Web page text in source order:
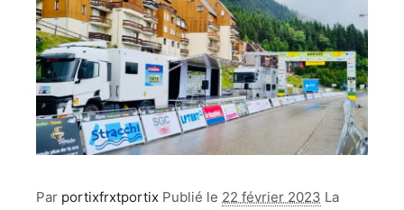
Par portixfrxtportix Publié le 22 février 2023 La